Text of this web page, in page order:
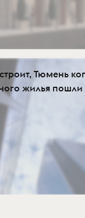
Тюмень
жилья